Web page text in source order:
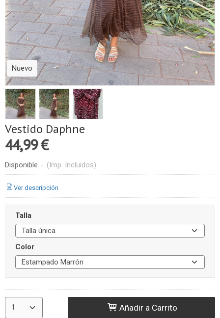
Nuevo
Vestido Daphne
44,99 €
Disponible - (Imp. Incluidos)
Ver descripción
Talla
Color
Añadir a Carrito